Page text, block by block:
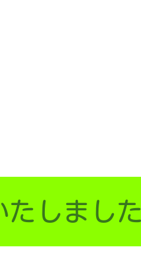
しました